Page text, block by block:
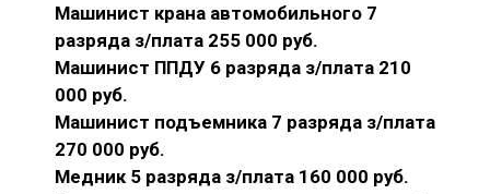
Машинист крана автомобильного 7
разряда з/плата 255 000 руб.
Машинист ППДУ 6 разряда з/плата 210
000 руб.
Машинист подъемника 7 разряда з/плата
270 000 руб.
Медник 5 разряда з/плата 160 000 руб.